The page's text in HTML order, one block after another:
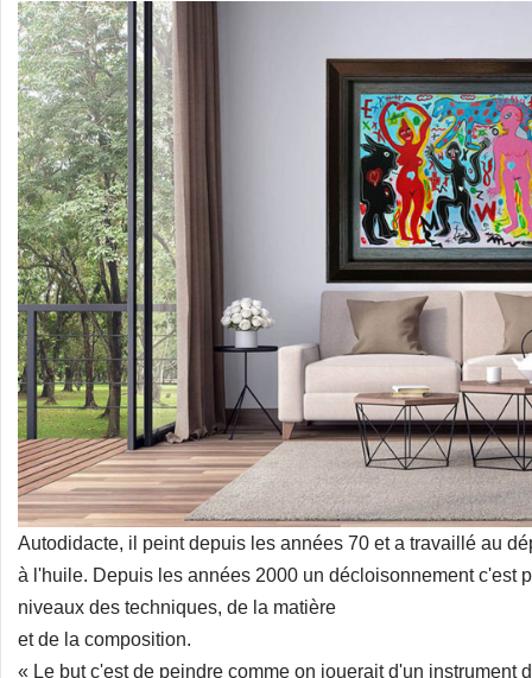
Autodidacte, il peint depuis les années 70 et a travaillé au
à l'huile. Depuis les années 2000 un décloisonnement c'est
niveaux des techniques, de la matière
et de la composition.
« Le but c'est de peindre comme on jouerait d'un instrument